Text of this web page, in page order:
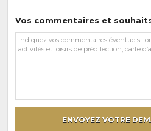
Vos commentaires et
Vos
commentaires
ENVOYEZ VOTRE